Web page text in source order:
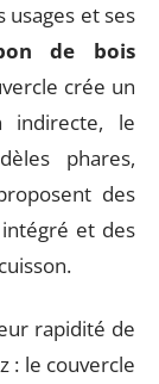
usages et ses
de bois
crée un
indirecte, le
phares,
des
et des
rapidité de
: le couvercle